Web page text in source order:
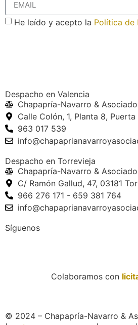
He leído y acepto la Política de
Despacho en Valencia
Chapapría-Navarro &
Calle Colón, 1, Planta 8,
963 017 539
Despacho en Torrevieja
Chapapría-Navarro &
C/ Ramón Gallud, 47, 03181
966 276 171 - 659 381 764
Síguenos
Colaboramos con
© 2024 – Chapapría-Navarro &